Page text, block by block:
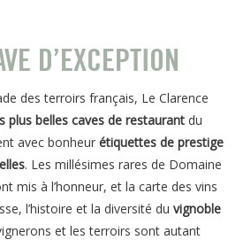
D’EXCEPTION
des terroirs français, Le Clarence
plus belles caves de restaurant du
avec bonheur étiquettes de prestige
. Les millésimes rares de Domaine
mis à l’honneur, et la carte des vins
l’histoire et la diversité du vignoble
et les terroirs sont autant